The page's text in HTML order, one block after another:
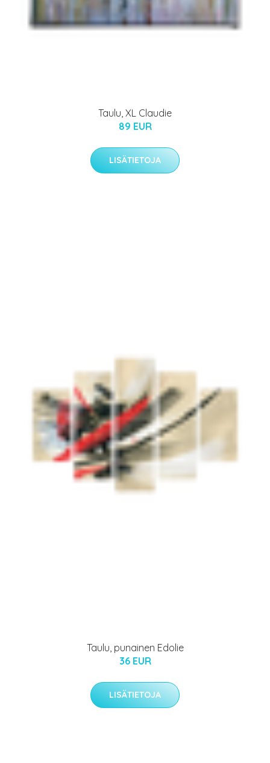
Taulu, XL Claudie
89 EUR
LISÄTIETOJA
Taulu, punainen Edolie
36 EUR
LISÄTIETOJA